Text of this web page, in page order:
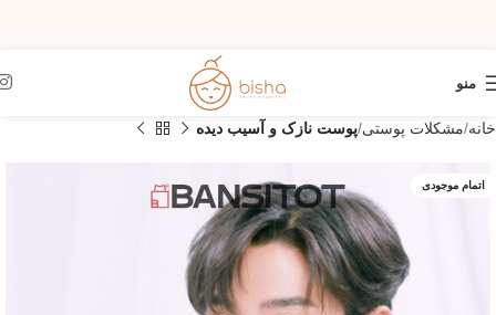
منو
خانه مشکلات پوستی پوست نازک و آسیب دیده
اتمام موجودی